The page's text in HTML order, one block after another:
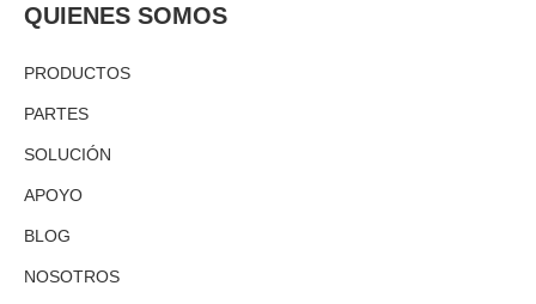
QUIENES SOMOS
PRODUCTOS
PARTES
SOLUCIÓN
APOYO
BLOG
NOSOTROS